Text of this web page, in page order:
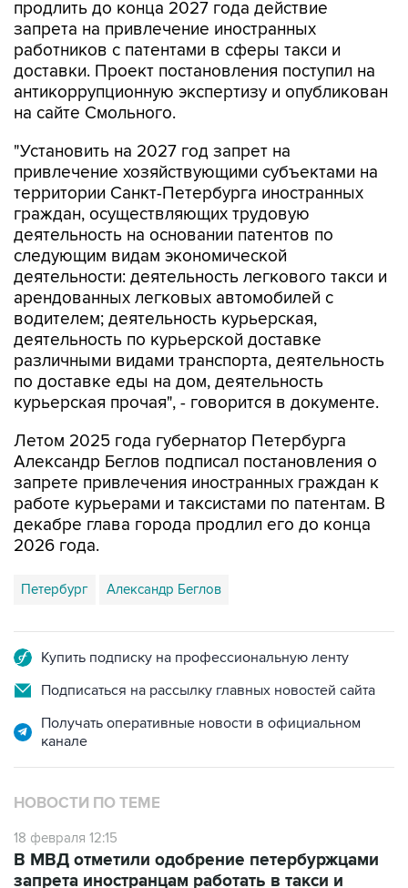
работников с патентами в сферы такси и
доставки. Проект постановления поступил на
антикоррупционную экспертизу и опубликован
на сайте Смольного.
"Установить на 2027 год запрет на
территории Санкт-Петербурга иностранных
граждан, осуществляющих трудовую
деятельность на основании патентов по
следующим видам экономической
деятельности: деятельность легкового такси и
арендованных легковых автомобилей с
водителем; деятельность курьерская,
деятельность по курьерской доставке
различными видами транспорта, деятельность
по доставке еды на дом, деятельность
курьерская прочая", - говорится в документе.
Летом 2025 года губернатор Петербурга
запрете привлечения иностранных граждан к
работе курьерами и таксистами по патентам. В
декабре глава города продлил его до конца
2026 года.
Петербург
Подписаться на рассылку главных новостей сайта
Получать оперативные новости в официальном
НОВОСТИ ПО ТЕМЕ
18 февраля 12:15
запрета иностранцам работать в такси и
доставке